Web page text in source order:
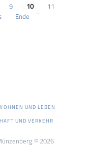
9 10
11
Ende
UND LEBEN
UND VERKEHR
© 2026